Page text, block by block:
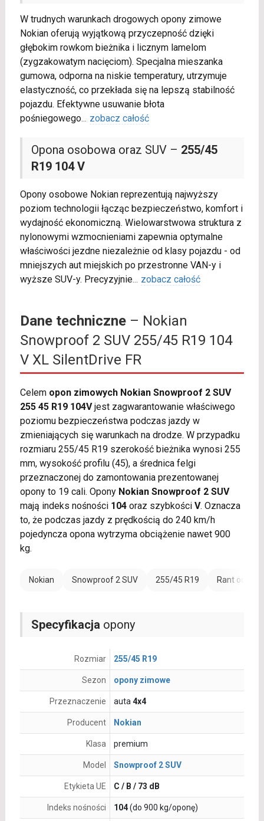
W trudnych warunkach drogowych opony zimowe
Nokian oferują wyjątkową przyczepność dzięki
głębokim rowkom bieżnika i licznym lamelom
(zygzakowatym nacięciom). Specjalna mieszanka
gumowa, odporna na niskie temperatury, utrzymuje
elastyczność, co przekłada się na lepszą stabilność
pojazdu. Efektywne usuwanie błota
pośniegowego... zobacz całość
Opona osobowa oraz SUV – 255/45
R19 104 V
Opony osobowe Nokian reprezentują najwyższy
poziom technologii łącząc bezpieczeństwo, komfort i
wydajność ekonomiczną. Wielowarstwowa struktura z
nylonowymi wzmocnieniami zapewnia optymalne
właściwości jezdne niezależnie od klasy pojazdu - od
mniejszych aut miejskich po przestronne VAN-y i
wyższe SUV-y. Precyzyjnie... zobacz całość
Dane techniczne– Nokian
Snowproof 2 SUV 255/45 R19 104
V XL SilentDrive FR
Celem opon zimowych Nokian Snowproof 2 SUV
255 45 R19 104Vjest zagwarantowanie właściwego
poziomu bezpieczeństwa podczas jazdy w
zmieniających się warunkach na drodze. W przypadku
rozmiaru 255/45 R19 szerokość bieżnika wynosi 255
mm, wysokość profilu (45), a średnica felgi
przeznaczonej do zamontowania prezentowanej
opony to 19 cali. Opony Nokian Snowproof 2 SUV
mają indeks nośności 104oraz szybkości V. Oznacza
to, że podczas jazdy z prędkością do 240 km/h
pojedyncza opona wytrzyma obciążenie nawet 900
kg.
Nokian Snowproof 2 SUV 255/45 R19 Rant
Specyfikacja opony
Rozmiar 255/45 R19
Sezon opony zimowe
Przeznaczenie auta 4x4
Producent Nokian
Klasa premium
Model Snowproof 2 SUV
Etykieta UE C / B / 73 dB
Indeks nośności 104(do 900 kg/oponę)